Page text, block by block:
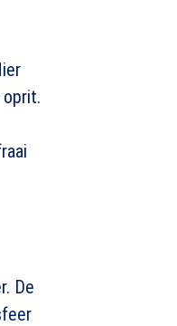
oprit.
De